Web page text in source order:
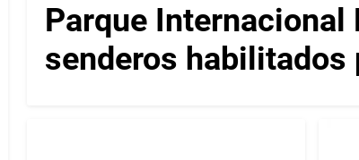
Parque
senderos habilitados